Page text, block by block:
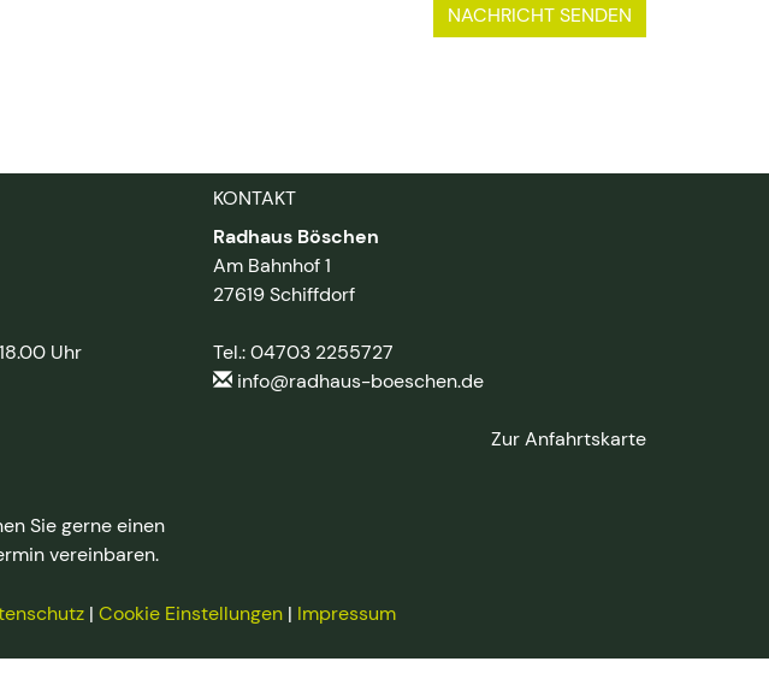
NACHRICHT SENDEN
Uhr
Sie gerne einen
vereinbaren.
KONTAKT
Radhaus Böschen
Am Bahnhof 1
27619 Schiffdorf
Tel.: 04703 2255727
info@radhaus-boeschen.de
Zur Anfahrtskarte
| Cookie Einstellungen| Impressum